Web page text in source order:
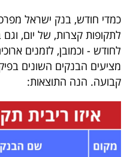
כמדי חודש, בנק ישראל
לתקופות קצרות, של יום, וגם
לחודש - וכמובן, לזמנים
קבועה. הנה התוצאות: